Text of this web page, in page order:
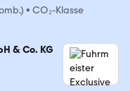
• CO₂-Klasse
GmbH & Co. KG